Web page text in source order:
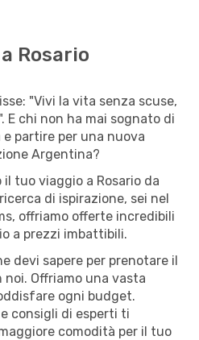
Rosario
"Vivi la vita senza scuse,
E chi non ha mai sognato di
e partire per una nuova
Argentina?
tuo viaggio a Rosario da
di ispirazione, sei nel
offriamo offerte incredibili
a prezzi imbattibili.
devi sapere per prenotare il
Offriamo una vasta
ogni budget.
consigli di esperti ti
comodità per il tuo